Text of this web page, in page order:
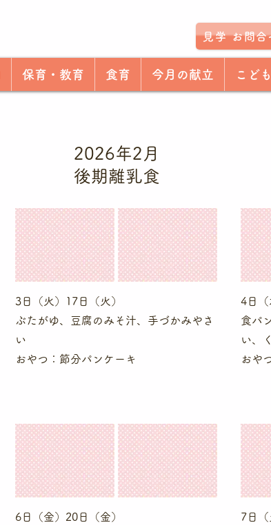
見学 お問合
保育・教育 食育 今月の献立 こど
2026年2月
後期離乳食
3日（火）17日（火）
ぶたがゆ、豆腐のみそ汁、手づかみやさ
い
​おやつ：節分パンケーキ
4日（
食パ
い、
おや
6日（金）20日（金）
7日（